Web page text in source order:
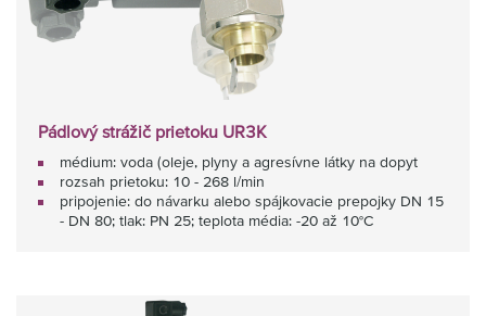
Pádlový strážič prietoku UR3K
médium: voda (oleje, plyny a agresívne látky na dopyt
rozsah prietoku: 10 - 268 l/min
pripojenie: do návarku alebo spájkovacie prepojky DN 15
- DN 80; tlak: PN 25; teplota média: -20 až 10°C